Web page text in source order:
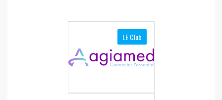
LE Club